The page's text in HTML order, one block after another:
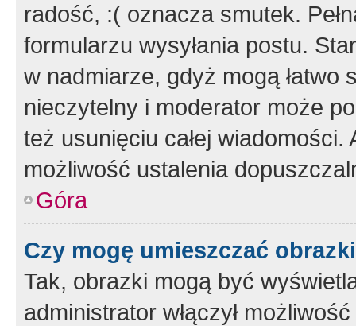
radość, :( oznacza smutek.
formularzu wysyłania postu.
w nadmiarze, gdyż mogą
nieczytelny i moderator może
też usunięciu całej
możliwość ustalenia
Góra
Czy mogę umieszczać
Tak, obrazki mogą być
administrator włączył